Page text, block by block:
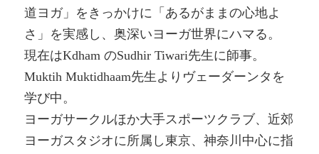
道ヨガ」をきっかけに「あるがままの心地よ
さ」を実感し、奥深いヨーガ世界にハマる。
現在はKdham のSudhir Tiwari先生に師事。
Muktih Muktidhaam先生よりヴェーダーンタを
学び中。
ヨーガサークルほか大手スポーツクラブ、近郊
ヨーガスタジオに所属し東京、神奈川中心に指